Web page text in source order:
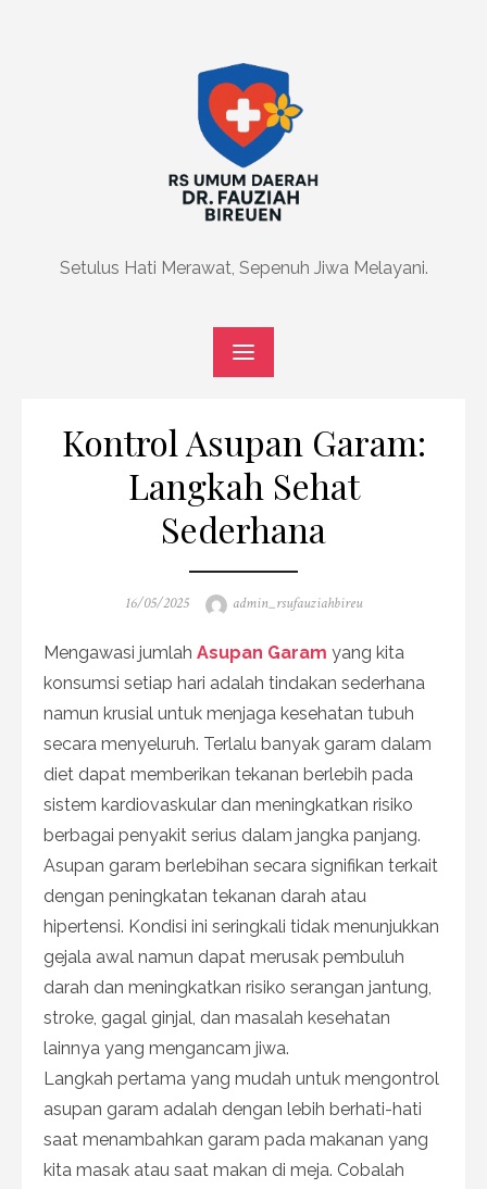
Setulus Hati Merawat, Sepenuh Jiwa Melayani.
Kontrol Asupan Garam:
Langkah Sehat
Sederhana
Posted
16/05/2025 Author
admin_rsufauziahbireu
Mengawasi jumlah Asupan Garam yang kita
konsumsi setiap hari adalah tindakan sederhana
namun krusial untuk menjaga kesehatan tubuh
secara menyeluruh. Terlalu banyak garam dalam
diet dapat memberikan tekanan berlebih pada
sistem kardiovaskular dan meningkatkan risiko
berbagai penyakit serius dalam jangka panjang.
Asupan garam berlebihan secara signifikan terkait
dengan peningkatan tekanan darah atau
hipertensi. Kondisi ini seringkali tidak menunjukkan
gejala awal namun dapat merusak pembuluh
darah dan meningkatkan risiko serangan jantung,
stroke, gagal ginjal, dan masalah kesehatan
lainnya yang mengancam jiwa.
Langkah pertama yang mudah untuk mengontrol
asupan garam adalah dengan lebih berhati-hati
saat menambahkan garam pada makanan yang
kita masak atau saat makan di meja. Cobalah